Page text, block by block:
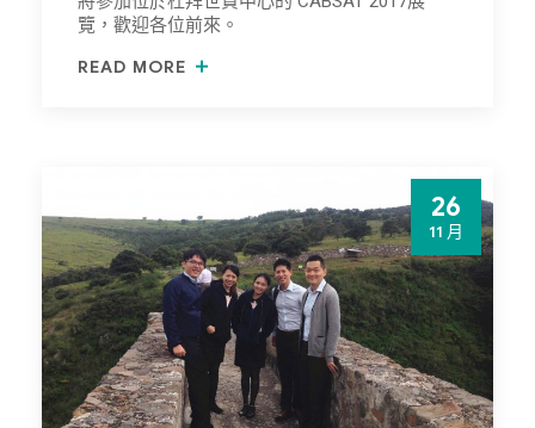
覽，歡迎各位前來。
READ MORE
26
11 月